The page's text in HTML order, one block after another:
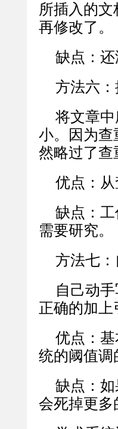
所插入的
再修改了。
缺点：
方法六
将文章
小。因为查
然略过了查
优点：
缺点：
需要研究。
方法七
自己动
正确的加上
优点：
统的阈值调
缺点：
会死掉更多